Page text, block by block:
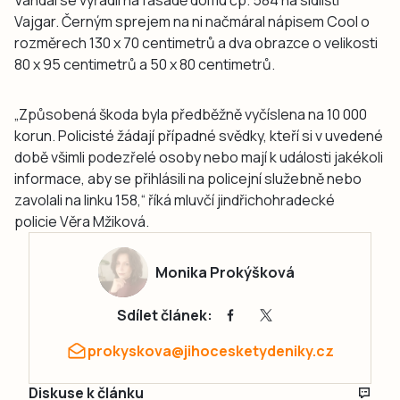
Vajgar. Černým sprejem na ni načmáral nápisem Cool o
rozměrech 130 x 70 centimetrů a dva obrazce o velikosti
80 x 95 centimetrů a 50 x 80 centimetrů.
„Způsobená škoda byla předběžně vyčíslena na 10 000
korun. Policisté žádají případné svědky, kteří si v uvedené
době všimli podezřelé osoby nebo mají k události jakékoli
informace, aby se přihlásili na policejní služebně nebo
zavolali na linku 158,“ říká mluvčí jindřichohradecké
policie Věra Mžiková.
Monika Prokýšková
Sdílet článek:
prokyskova@jihocesketydeniky.cz
Diskuse k článku